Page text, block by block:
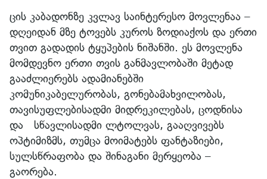
ცის კაბადონზე კვლავ საინტერესო მოვლენაა –
დღეიდან მზე ტოვებს კუროს ზოდიაქოს და ერთი
თვით გადადის ტყუპების ნიშანში. ეს მოვლენა
მომდევნო ერთი თვის განმავლობაში მეტად
გააძლიერებს ადამიანებში
კომუნიკაბელურობას, გონებამახვილობას,
თავისუფლებისადმი მიდრეკილებას, ცოდნისა
და სწავლისადმი ლტოლვას, გააღვივებს
ოპტიმიზმს, თუმცა მოიმატებს ფანტაზიები,
სულსწრაფობა და შინაგანი მერყეობა –
გაორება.